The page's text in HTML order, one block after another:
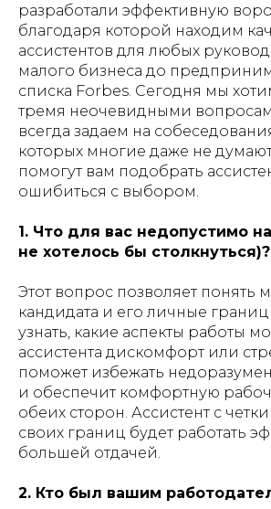
разработали эффективную
благодаря которой находим
ассистентов для любых
малого бизнеса до
списка Forbes. Сегодня мы
тремя неочевидными
всегда задаем на
которых многие даже не
помогут вам подобрать
ошибиться с выбором.
1. Что для вас недопустимо
не хотелось бы столкнуться)?
Этот вопрос позволяет понять
кандидата и его личные
узнать, какие аспекты работы
ассистента дискомфорт или
поможет избежать
и обеспечит комфортную
обеих сторон. Ассистент с
своих границ будет работать
большей отдачей.
2. Кто был вашим